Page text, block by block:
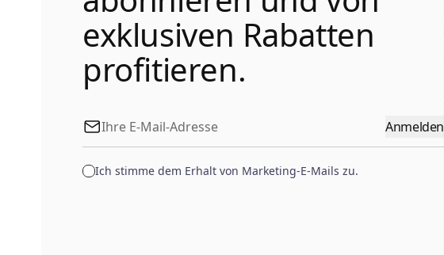
exklusiven Rabatten
profitieren.
Anmelden
Ich stimme dem Erhalt von Marketing-E-Mails zu.